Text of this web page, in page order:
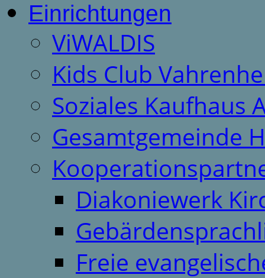
Einrichtungen
ViWALDIS
Kids Club
Soziales Kaufhaus
Gesamtgemeinde
Diakoniewerk
Freie